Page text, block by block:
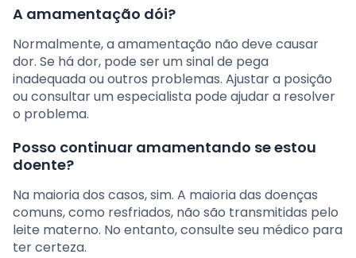
A amamentação dói?
Normalmente, a amamentação não deve causar
dor. Se há dor, pode ser um sinal de pega
inadequada ou outros problemas. Ajustar a posição
ou consultar um especialista pode ajudar a resolver
o problema.
Posso continuar amamentando se estou
doente?
Na maioria dos casos, sim. A maioria das doenças
comuns, como resfriados, não são transmitidas pelo
leite materno. No entanto, consulte seu médico para
ter certeza.